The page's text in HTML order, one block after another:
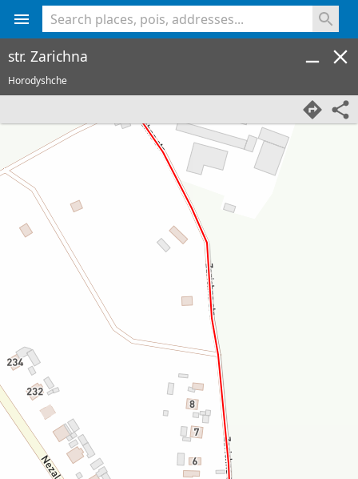
str. Zarichna
Horodyshche
<% console.log(hcard) %>